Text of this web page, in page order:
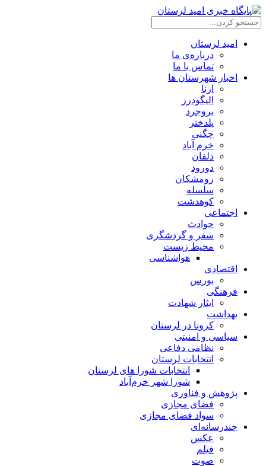
امید لرستان
درباره‌ی ما
تماس با ما
اخبار شهرستان ها
ازنا
الیگودرز
بروجرد
پلدختر
چگنی
خرم آباد
دلفان
دورود
رومشکان
سلسله
کوهدشت
اجتماعی
حوادث
سفر و گردشگری
محیط زیست
هواشناسی
اقتصادی
بورس
فرهنگی
ایثار شهادت
بهداشت
کرونا در لرستان
سیاسی و امنیتی
نظامی دفاعی
انتخابات لرستان
انتخابات شورا های لرستان
شورا شهر خرم‌آباد
پژوهش و فناوری
فضای مجازی
سواد فضای مجازی
چندرسانه‌ای
عكس
فیلم
صوت